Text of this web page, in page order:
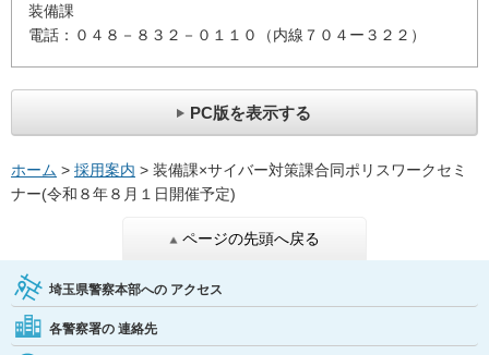
装備課
電話：０４８－８３２－０１１０（内線７０４ー３２２）
PC版を表示する
ホーム > 採用案内 > 装備課×サイバー対策課合同ポリスワークセミ
ナー(令和８年８月１日開催予定)
ページの先頭へ戻る
埼玉県警察本部への アクセス
各警察署の 連絡先